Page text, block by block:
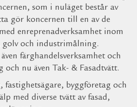
som i nuläget består av
gör koncernen till en av de
enreprenadverksamhet inom
och industrimålning.
färghandelsverksamhet och
nu även Tak- & Fasadtvätt.
fastighetsägare, byggföretag och
med diverse tvätt av fasad,